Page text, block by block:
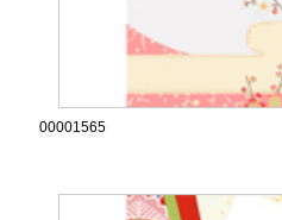
00001565